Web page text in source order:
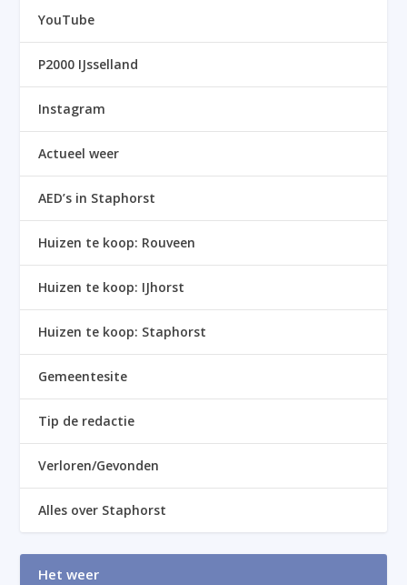
YouTube
P2000 IJsselland
Instagram
Actueel weer
AED’s in Staphorst
Huizen te koop: Rouveen
Huizen te koop: IJhorst
Huizen te koop: Staphorst
Gemeentesite
Tip de redactie
Verloren/Gevonden
Alles over Staphorst
Het weer